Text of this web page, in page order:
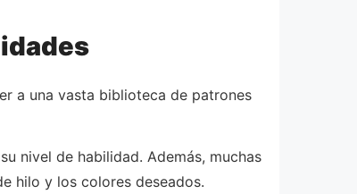
a una vasta biblioteca de patrones
nivel de habilidad. Además, muchas
hilo y los colores deseados.